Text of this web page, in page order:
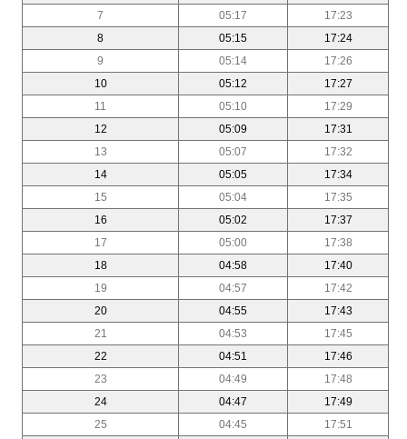
7
05:17
17:23
8
05:15
17:24
9
05:14
17:26
10
05:12
17:27
11
05:10
17:29
12
05:09
17:31
13
05:07
17:32
14
05:05
17:34
15
05:04
17:35
16
05:02
17:37
17
05:00
17:38
18
04:58
17:40
19
04:57
17:42
20
04:55
17:43
21
04:53
17:45
22
04:51
17:46
23
04:49
17:48
24
04:47
17:49
25
04:45
17:51